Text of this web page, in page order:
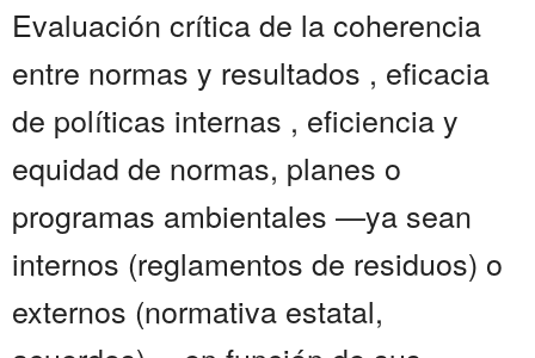
Evaluación crítica de la coherencia
entre normas y resultados , eficacia
de políticas internas , eficiencia y
equidad de normas, planes o
programas ambientales —ya sean
internos (reglamentos de residuos) o
externos (normativa estatal,